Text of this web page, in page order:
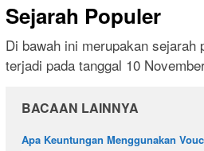
Sejarah Populer
Di bawah ini merupakan sejarah
terjadi pada tanggal 10
BACAAN LAINNYA
Apa Keuntungan Menggunakan